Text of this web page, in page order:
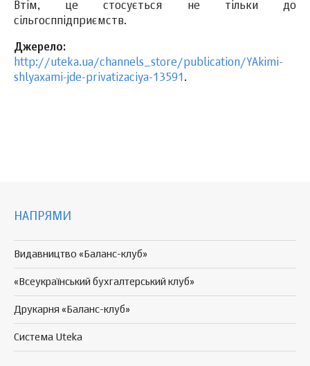
Втім, це стосується не тільки до
сільгосппідприємств.
Джерело:
http://uteka.ua/channels_store/publication/YAkimi-
shlyaxami-jde-privatizaciya-13591 .
НАПРЯМИ
Видавництво «Баланс-клуб»
«Всеукраїнський бухгалтерський клуб»
Друкарня «Баланс-клуб»
Система Uteka